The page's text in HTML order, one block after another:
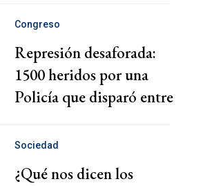
cuenca Tampico-
Misantla
Congreso
Represión desaforada:
1500 heridos por una
Policía que disparó entre
Sociedad
¿Qué nos dicen los